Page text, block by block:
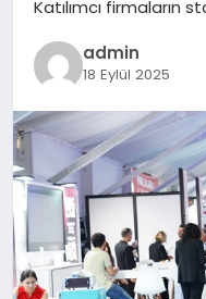
Katılımcı firmaların
admin
18 Eylül 2025